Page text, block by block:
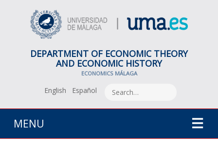
DEPARTMENT OF ECONOMIC THEORY
AND ECONOMIC HISTORY
ECONOMICS MÁLAGA
English Español
MENU